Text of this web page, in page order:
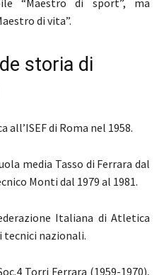
“Maestro di sport”, ma
di vita”.
storia di
all’ISEF di Roma nel 1958.
media Tasso di Ferrara dal
Monti dal 1979 al 1981.
Italiana di Atletica
tecnici nazionali.
Torri Ferrara (1959-1970),